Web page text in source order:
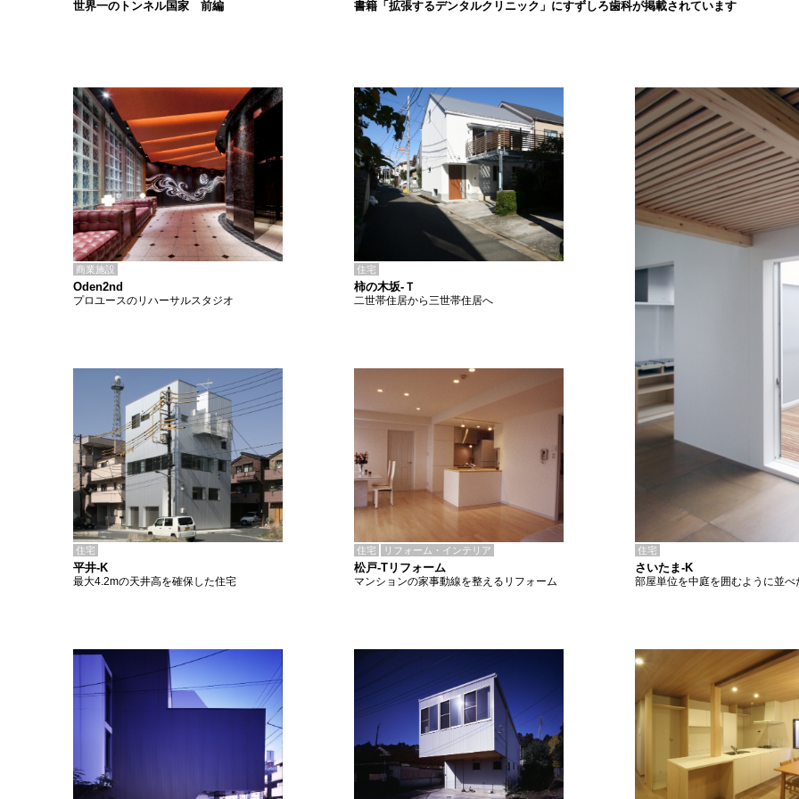
書籍「拡張するデンタルクリニック」にすずしろ歯科が掲載されています
世界一のトンネル国家 前編
商業施設
Oden2nd
プロユースのリハーサルスタジオ
住宅
柿の木坂-Ｔ
二世帯住居から三世帯住居へ
住宅
平井-K
最大4.2mの天井高を確保した住宅
住宅 リフォーム・インテリア
松戸-Tリフォーム
マンションの家事動線を整えるリフォーム
住宅
さいたま-K
部屋単位を中庭を囲むように並べ